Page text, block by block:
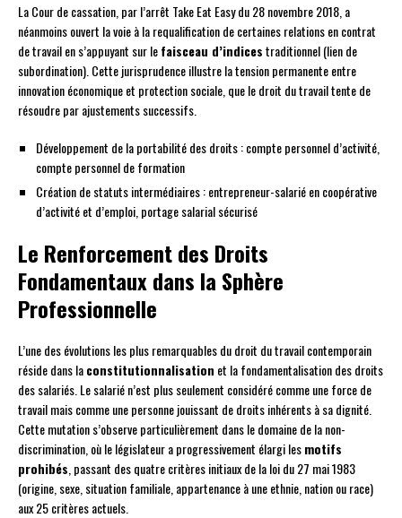
La Cour de cassation, par l’arrêt Take Eat Easy du 28 novembre 2018, a
néanmoins ouvert la voie à la requalification de certaines relations en contrat
de travail en s’appuyant sur lefaisceau d’indicestraditionnel (lien de
subordination). Cette jurisprudence illustre la tension permanente entre
innovation économique et protection sociale, que le droit du travail tente de
résoudre par ajustements successifs.
Développement de la portabilité des droits : compte personnel d’activité,
compte personnel de formation
Création de statuts intermédiaires : entrepreneur-salarié en coopérative
d’activité et d’emploi, portage salarial sécurisé
Le Renforcement des Droits
Fondamentaux dans la Sphère
Professionnelle
L’une des évolutions les plus remarquables du droit du travail contemporain
réside dans laconstitutionnalisation et la fondamentalisation des droits
des salariés. Le salarié n’est plus seulement considéré comme une force de
travail mais comme une personne jouissant de droits inhérents à sa dignité.
Cette mutation s’observe particulièrement dans le domaine de la non-
discrimination, où le législateur a progressivement élargi lesmotifs
prohibés , passant des quatre critères initiaux de la loi du 27 mai 1983
(origine, sexe, situation familiale, appartenance à une ethnie, nation ou race)
aux 25 critères actuels.